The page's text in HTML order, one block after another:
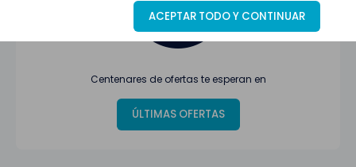
ACEPTAR TODO Y CONTINUAR
Centenares de ofertas te esperan en
ÚLTIMAS OFERTAS